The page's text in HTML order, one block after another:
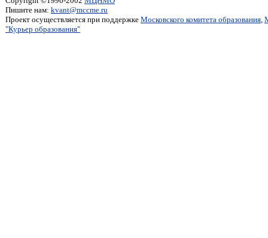
Пишите нам: kvant@mccme.ru
Проект осуществляется при поддержке Московского комитета образования,
"Курьер образования"